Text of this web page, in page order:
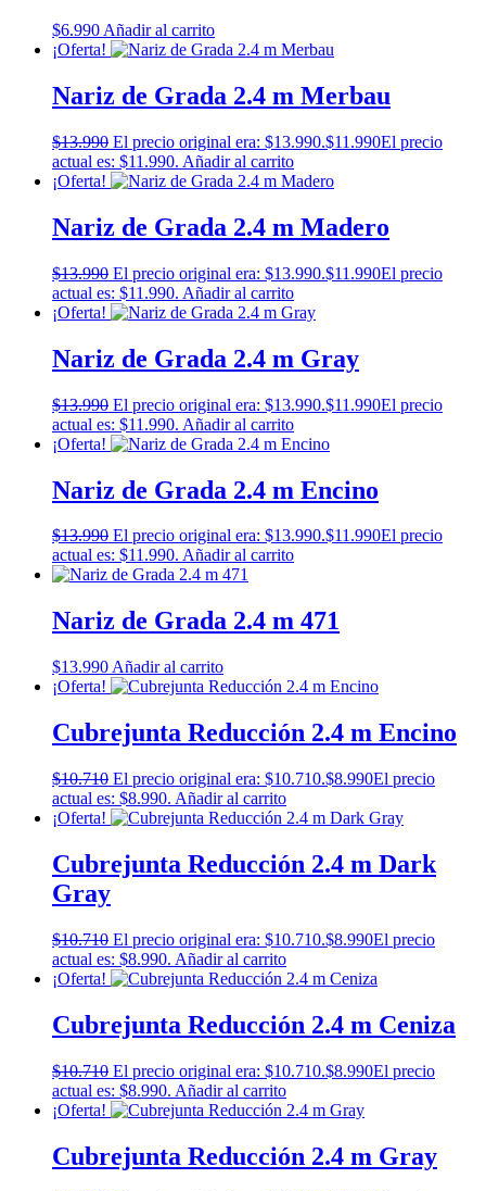
$6.990 Añadir al carrito
¡Oferta!
Nariz de Grada 2.4 m Merbau
$13.990 El precio original era: $13.990.$11.990El precio
actual es: $11.990. Añadir al carrito
¡Oferta!
Nariz de Grada 2.4 m Madero
$13.990 El precio original era: $13.990.$11.990El precio
actual es: $11.990. Añadir al carrito
¡Oferta!
Nariz de Grada 2.4 m Gray
$13.990 El precio original era: $13.990.$11.990El precio
actual es: $11.990. Añadir al carrito
¡Oferta!
Nariz de Grada 2.4 m Encino
$13.990 El precio original era: $13.990.$11.990El precio
actual es: $11.990. Añadir al carrito
Nariz de Grada 2.4 m 471
$13.990 Añadir al carrito
¡Oferta!
Cubrejunta Reducción 2.4 m Encino
$10.710 El precio original era: $10.710.$8.990El precio
actual es: $8.990. Añadir al carrito
¡Oferta!
Cubrejunta Reducción 2.4 m Dark
Gray
$10.710 El precio original era: $10.710.$8.990El precio
actual es: $8.990. Añadir al carrito
¡Oferta!
Cubrejunta Reducción 2.4 m Ceniza
$10.710 El precio original era: $10.710.$8.990El precio
actual es: $8.990. Añadir al carrito
¡Oferta!
Cubrejunta Reducción 2.4 m Gray